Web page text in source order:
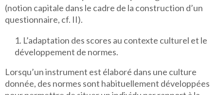
(notion capitale dans le cadre de la construction d’un
questionnaire, cf. II).
L’adaptation des scores au contexte culturel et le
développement de normes.
Lorsqu’un instrument est élaboré dans une culture
donnée, des normes sont habituellement développées